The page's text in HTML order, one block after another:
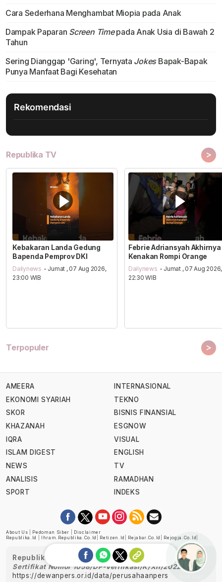
Cara Sederhana Menghambat Miopia pada Anak
Dampak Paparan Screen Timepada Anak Usia di Bawah 2
Tahun
Sering Dianggap 'Garing', Ternyata JokesBapak-Bapak
Punya Manfaat Bagi Kesehatan
Rekomendasi
Republika TV >
Kebakaran Landa Gedung
Bapenda Pemprov DKI
Dailynews - Jumat , 07 Aug 2026,
23:00 WIB
Febrie Adriansyah Akhirnya
Kenakan Rompi Orange
Dailynews - Jumat , 07 Aug 2026,
22:30 WIB
Terpopuler >
AMEERA
EKONOMI SYARIAH
SKOR
KHAZANAH
IQRA
ISLAM DIGEST
NEWS
ANALISIS
SPORT
INTERNASIONAL
TEKNO
BISNIS FINANSIAL
ESGNOW
VISUAL
ENGLISH
TV
RAMADHAN
INDEKS
About Us Pedoman Siber
Disclaimer
Republika.id
Ihram.republika.co.id Retizen.id Rejabar.co.id Rejogja.co.id
Republika telah diverifikasi oleh Dewan Pers
Sertifikat Nomor 1058/DP-Verifikasi/K/XII/2022
https://dewanpers.or.id/data/perusahaanpers